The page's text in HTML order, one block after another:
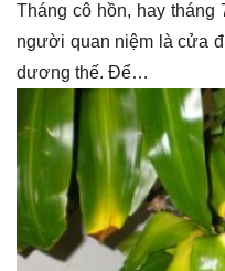
Tháng cô hồn, hay tháng
người quan niệm là cửa
dương thế. Để…